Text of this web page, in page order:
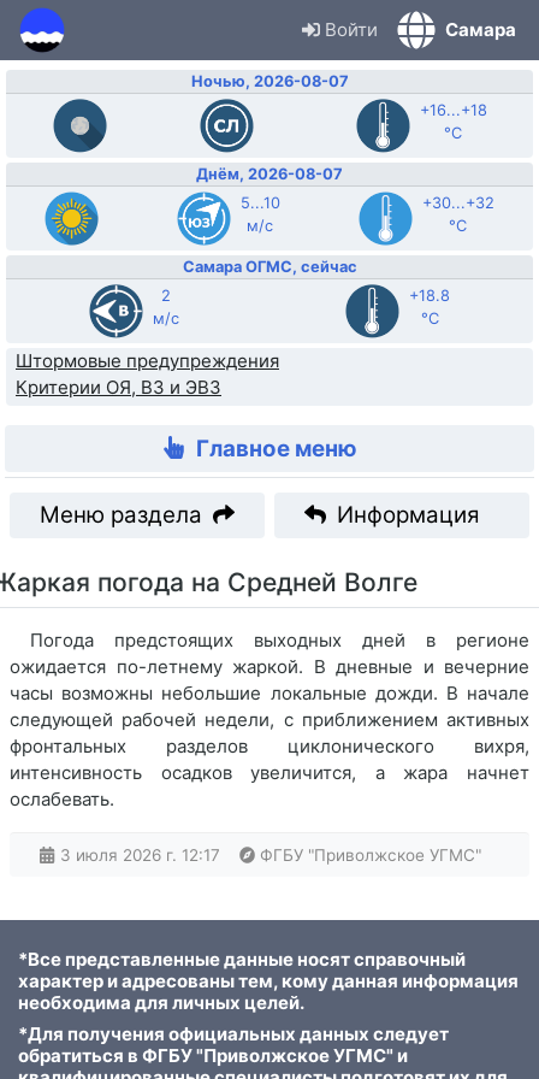
Войти Самара
Ночью, 2026-08-07
+16...+18
°C
Днём, 2026-08-07
5...10
м/с
+30...+32
°C
Самара ОГМС, сейчас
2
м/с
+18.8
°C
Штормовые предупреждения
Критерии ОЯ, ВЗ и ЭВЗ
Главное меню
Меню раздела Информация
погода на Средней Волге
Погода предстоящих выходных дней в регионе
ожидается по-летнему жаркой. В дневные и вечерние
часы возможны небольшие локальные дожди. В начале
следующей рабочей недели, с приближением активных
фронтальных разделов циклонического вихря,
интенсивность осадков увеличится, а жара начнет
ослабевать.
3 июля 2026 г. 12:17 ФГБУ "Приволжское УГМС"
*Все представленные данные носят справочный
характер и адресованы тем, кому данная информация
необходима для личных целей.
*Для получения официальных данных следует
обратиться в ФГБУ "Приволжское УГМС" и